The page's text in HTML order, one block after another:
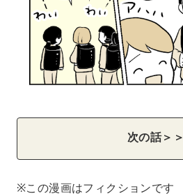
次の話＞＞
※この漫画はフィクションです